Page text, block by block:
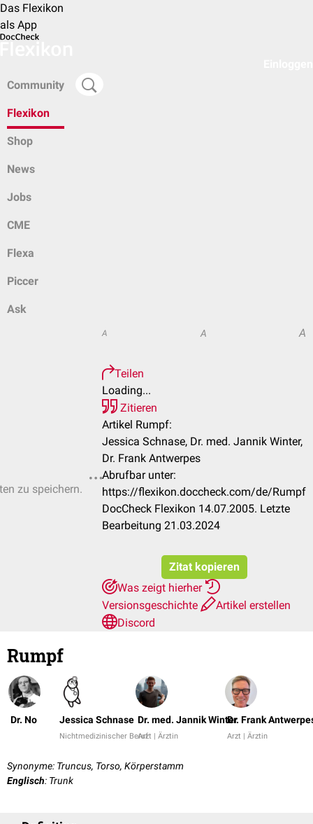
Das Flexikon
als App
Community
Flexikon
Shop
News
Jobs
CME
Flexa
Piccer
Ask
zu speichern.
A A A
Teilen
Loading...
Zitieren
Artikel Rumpf:
Jessica Schnase, Dr. med. Jannik Winter,
Dr. Frank Antwerpes
Abrufbar unter:
https://flexikon.doccheck.com/de/Rumpf
DocCheck Flexikon 14.07.2005. Letzte
Bearbeitung 21.03.2024
Zitat kopieren
Was zeigt hierher
Versionsgeschichte
Artikel erstellen
Discord
Rumpf
Dr. No Jessica Schnase
Nichtmedizinischer Beruf
Dr. med. Jannik Winter
Arzt | Ärztin
Dr. Frank
Arzt | Ärztin
Synonyme: Truncus, Torso, Körperstamm
Englisch: Trunk